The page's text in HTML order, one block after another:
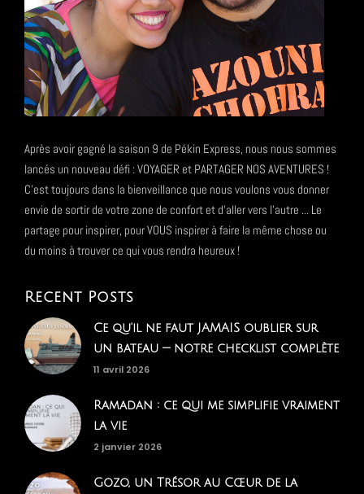
Après avoir gagné la saison 9 de Pékin Express, nous nous sommes
lancés un nouveau défi : VOYAGER et PARTAGER NOS AVENTURES !
C'est toujours dans la bienveillance que nous voulons vous donner
envie de sortir de votre zone de confort et d'aller vers l'autre ... Le
partage pour inspirer, pour VOUS inspirer à faire la même chose ou
du moins à trouver ce qui vous rendra heureux !
Recent Posts
Ce qu'il ne faut JAMAIS oublier sur
un bateau — notre checklist complète
11 avril 2026
Ramadan : ce qui me simplifie vraiment
la vie
2 janvier 2026
Gozo, un Trésor au Cœur de la